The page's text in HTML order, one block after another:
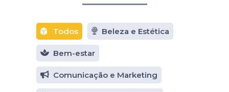
Todos Beleza e Estética
Bem-estar
Comunicação e Marketing